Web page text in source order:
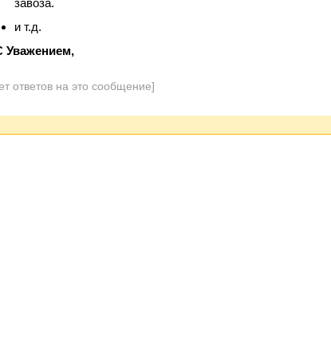
завоза.
и т.д.
Уважением,
ответов на это сообщение]